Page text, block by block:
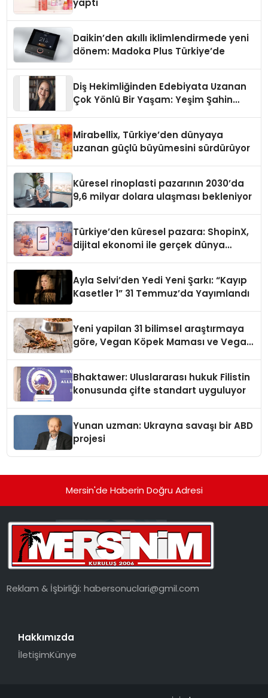
yaptı
Daikin’den akıllı iklimlendirmede yeni
dönem: Madoka Plus Türkiye’de
Diş Hekimliğinden Edebiyata Uzanan
Çok Yönlü Bir Yaşam: Yeşim Şahin
Mirabellix, Türkiye’den dünyaya
uzanan güçlü büyümesini sürdürüyor
Küresel rinoplasti pazarının 2030’da
9,6 milyar dolara ulaşması bekleniyor
Türkiye’den küresel pazara: ShopinX,
dijital ekonomi ile gerçek dünya
Ayla Selvi’den Yedi Yeni Şarkı: “Kayıp
Kasetler 1” 31 Temmuz’da Yayımlandı
Yeni yapilan 31 bilimsel araştırmaya
göre, Vegan Köpek Maması ve Vegan
Bhaktawer: Uluslararası hukuk Filistin
konusunda çifte standart uyguluyor
Yunan uzman: Ukrayna savaşı bir ABD
projesi
Mersin'de Haberin Doğru Adresi
Reklam & İşbirliği:habersonuclari@gmil.com
Hakkımızda
İletişimKünye